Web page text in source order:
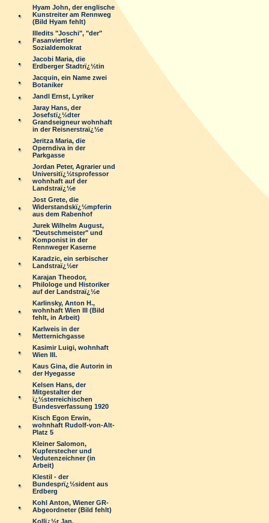
Hyam John, der englische
Kunstreiter am Rennweg
(Bild Hyam fehlt)
Illedits "Joschi", "der"
Fasanviertler
Sozialdemokrat
Jacobi Maria, die
Erdberger Stadtrï¿½tin
Jacquin, ein Name zwei
Botaniker
Jandl Ernst, Lyriker
Jaray Hans, der
Josefstï¿½dter
Grandseigneur wohnhaft
in der Reisnerstraï¿½e
Jeritza Maria, die
Operndiva in der
Parkgasse
Jordan Peter, Agrarier und
Universitï¿½tsprofessor
wohnhaft auf der
Landstraï¿½e
Jost Grete, die
Widerstandskï¿½mpferin
aus dem Rabenhof
Jurek Wilhelm August,
"Deutschmeister" und
Komponist in der
Rennweger Kaserne
Karadzic, ein serbischer
Landstraï¿½er
Karajan Theodor,
Philologe und Historiker
auf der Landstraï¿½e
Karlinsky, Anton H.,
wohnhaft Wien III (Bild
fehlt, in Arbeit)
Karlweis in der
Metternichgasse
Kasimir Luigi, wohnhaft
Wien III.
Kaus Gina, die Autorin in
der Hyegasse
Kelsen Hans, der
Mitgestalter der
ï¿½sterreichischen
Bundesverfassung 1920
Kisch Egon Erwin,
wohnhaft Rudolf-von-Alt-
Platz 5
Kleiner Salomon,
Kupferstecher und
Vedutenzeichner (in
Arbeit)
Klestil - der
Bundesprï¿½sident aus
Erdberg
Kohl Anton, Wiener GR-
Abgeordneter (Bild fehlt)
Kollï¿½r Jan,